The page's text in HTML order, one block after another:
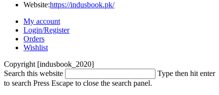
Website:https://indusbook.pk/
My account
Login/Register
Orders
Wishlist
Copyright [indusbook_2020]
Search this website
Type then hit enter
to search Press Escape to close the search panel.